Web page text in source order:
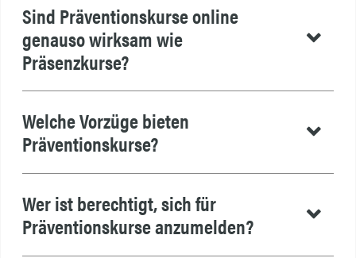
Sind Präventionskurse online
genauso wirksam wie
Präsenzkurse?
Welche Vorzüge bieten
Präventionskurse?
Wer ist berechtigt, sich für
Präventionskurse anzumelden?